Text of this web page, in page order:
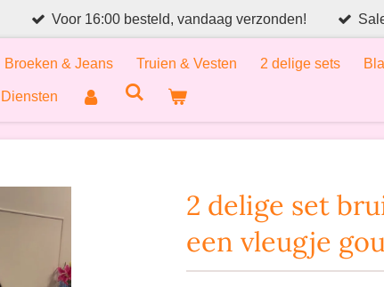
Voor 16:00 besteld, vandaag verzonden!
Broeken & Jeans Truien & Vesten 2 delige sets
Diensten
2 delige set
een vleugje